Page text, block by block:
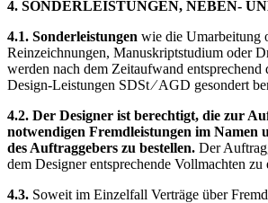
4. SONDERLEISTUNGEN, NEBEN-
4.1. Sonderleistungen wie die Umarbeitung
Reinzeichnungen, Manuskriptstudium oder
werden nach dem Zeitaufwand
Design-Leistungen SDSt ⁄ AGD gesondert
4.2. Der Designer ist berechtigt, die zur
notwendigen Fremdleistungen im Namen
des Auftraggebers zu bestellen. Der
dem Designer entsprechende Vollmachten zu
4.3. Soweit im Einzelfall Verträge über